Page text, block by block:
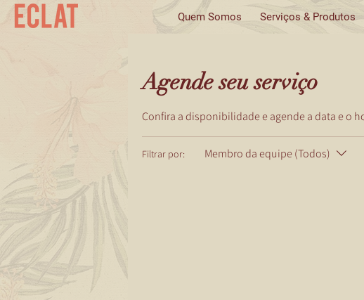
Quem Somos Serviços & Produtos
Agende seu serviço
Confira a disponibilidade e agende a data e o
Filtrar por: Membro da equipe (Todos)